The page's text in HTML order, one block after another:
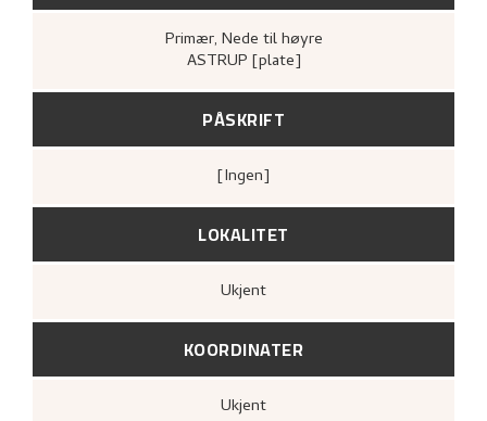
Primær, Nede til høyre
ASTRUP [plate]
PÅSKRIFT
[ingen]
LOKALITET
Ukjent
KOORDINATER
Ukjent